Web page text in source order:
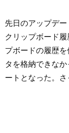
先日のアップデ
クリップボード
プボードの履歴
タを格納できな
ートとなった。さ